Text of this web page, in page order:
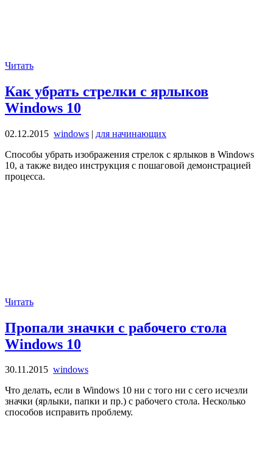
Читать
Как убрать стрелки с ярлыков
Windows 10
02.12.2015 windows | для начинающих
Способы убрать изображения стрелок с ярлыков в Windows
10, а также видео инструкция с пошаговой демонстрацией
процесса.
Читать
Пропали значки с рабочего стола
Windows 10
30.11.2015 windows
Что делать, если в Windows 10 ни с того ни с сего исчезли
значки (ярлыки, папки и пр.) с рабочего стола. Несколько
способов исправить проблему.